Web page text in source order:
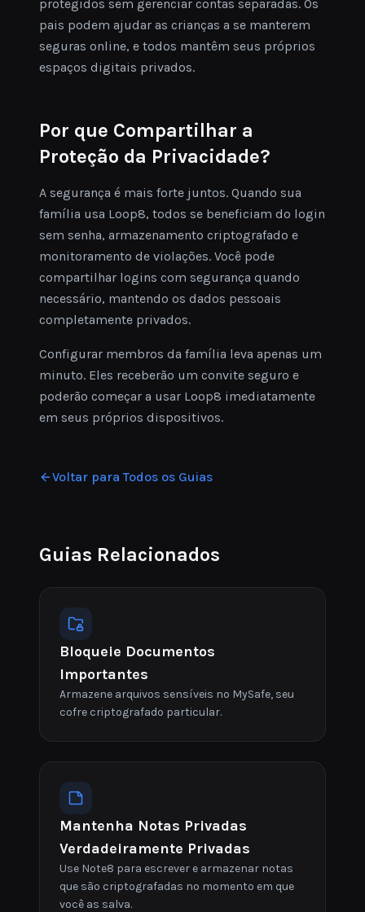
protegidos sem gerenciar contas separadas. Os
pais podem ajudar as crianças a se manterem
seguras online, e todos mantêm seus próprios
espaços digitais privados.
Por que Compartilhar a
Proteção da Privacidade?
A segurança é mais forte juntos. Quando sua
família usa Loop8, todos se beneficiam do login
sem senha, armazenamento criptografado e
monitoramento de violações. Você pode
compartilhar logins com segurança quando
necessário, mantendo os dados pessoais
completamente privados.
Configurar membros da família leva apenas um
minuto. Eles receberão um convite seguro e
poderão começar a usar Loop8 imediatamente
em seus próprios dispositivos.
Voltar para Todos os Guias
Guias Relacionados
Bloqueie Documentos
Importantes
Armazene arquivos sensíveis no MySafe, seu
cofre criptografado particular.
Mantenha Notas Privadas
Verdadeiramente Privadas
Use Note8 para escrever e armazenar notas
que são criptografadas no momento em que
você as salva.